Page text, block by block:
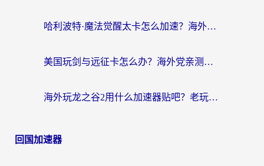
哈利波特·魔法觉醒太卡怎么加速？海外党亲测有效的国服游戏加速指南
美国玩剑与远征卡怎么办？海外党亲测有效的国服游戏加速指南
海外玩龙之谷2用什么加速器贴吧？老玩家实测推荐，附新加坡猎魂觉醒国外剑与远征加速攻略
回国加速器